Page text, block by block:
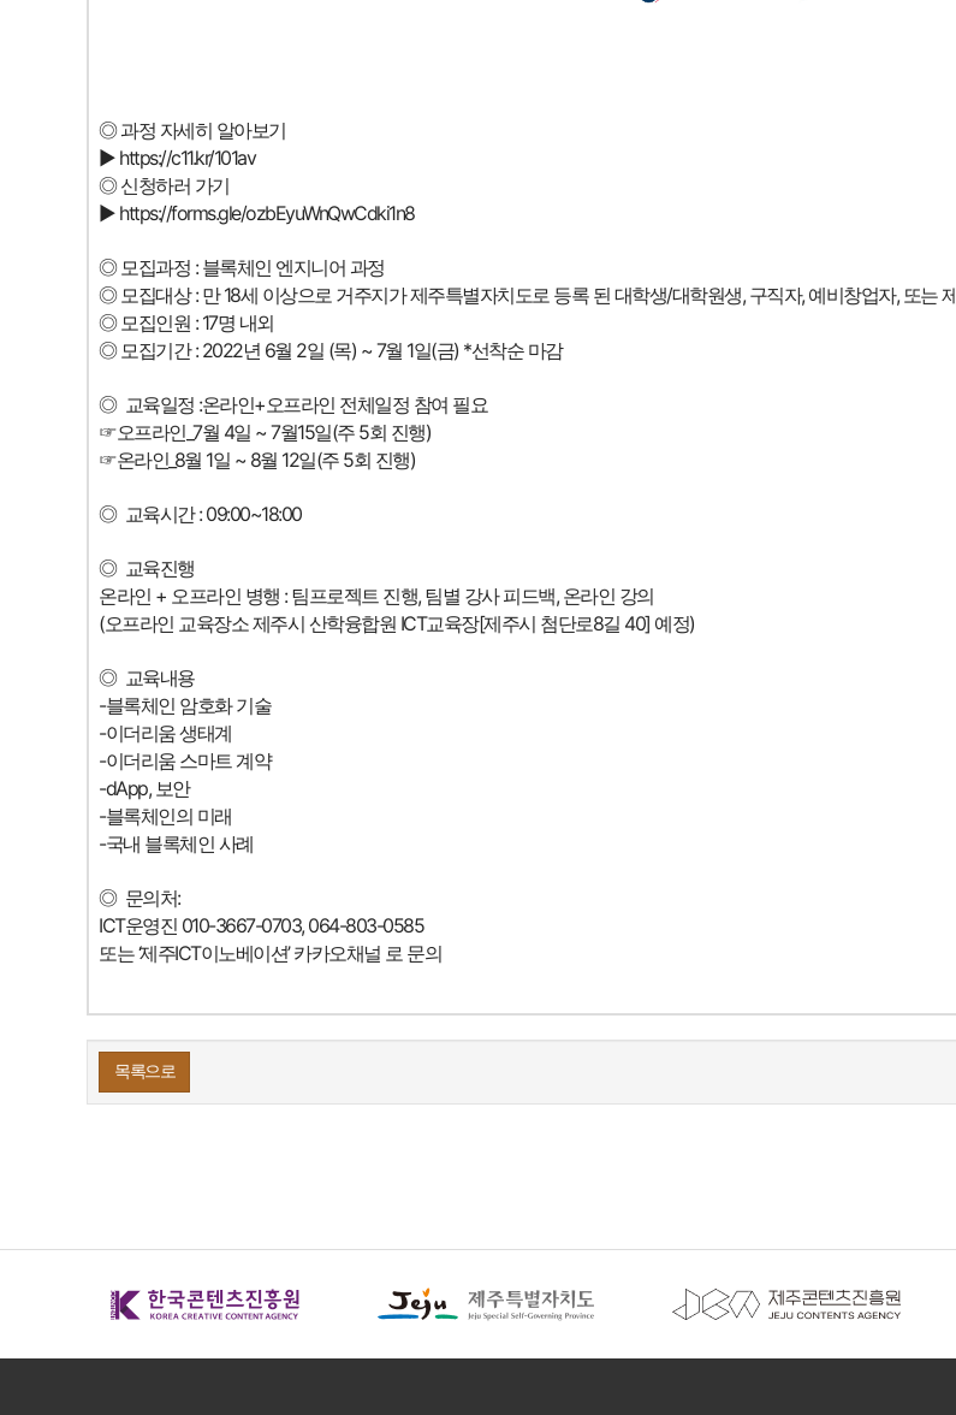
◎ 과정 자세히 알아보기
▶ https://c11.kr/101av
◎신청하러 가기
▶ https://forms.gle/ozbEyuWnQwCdki1n8
◎ 모집과정 : 블록체인 엔지니어 과정
◎ 모집대상 : 만 18세 이상으로 거주지가 제주특별자치도로 등록 된 대학생/대학원생, 구직자, 예비창업자, 또는
◎ 모집인원 : 17명 내외
◎ 모집기간 : 2022년 6월 2일 (목) ~ 7월 1일(금) *선착순 마감
◎ 교육일정 :온라인+오프라인 전체일정 참여 필요
☞오프라인_7월 4일 ~ 7월15일(주 5회 진행)
☞온라인_8월 1일 ~ 8월 12일(주 5회 진행)
◎ 교육시간 : 09:00~18:00
◎ 교육진행
온라인 + 오프라인 병행 : 팀프로젝트 진행, 팀별 강사 피드백, 온라인 강의
(오프라인 교육장소 제주시 산학융합원 ICT교육장[제주시 첨단로8길 40] 예정)
◎ 교육내용
-블록체인 암호화 기술
-이더리움 생태계
-이더리움 스마트 계약
-dApp, 보안
-블록체인의 미래
-국내 블록체인 사례
◎ 문의처:
ICT운영진 010-3667-0703, 064-803-0585
또는 ‘제주ICT이노베이션’ 카카오채널 로 문의
목록으로